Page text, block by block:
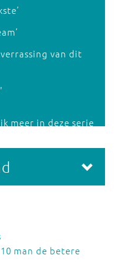
van dit
meer in deze serie
man de betere